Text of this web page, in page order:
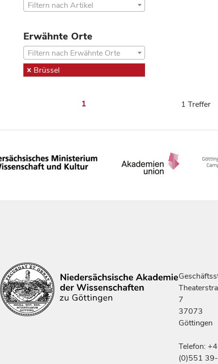
Filtern nach Artikel
Erwähnte Orte
Filtern nach Erwähnte Orte
Brüssel
1 1 Treffer
7
37073
Göttingen
Telefon:
(0)551 39-